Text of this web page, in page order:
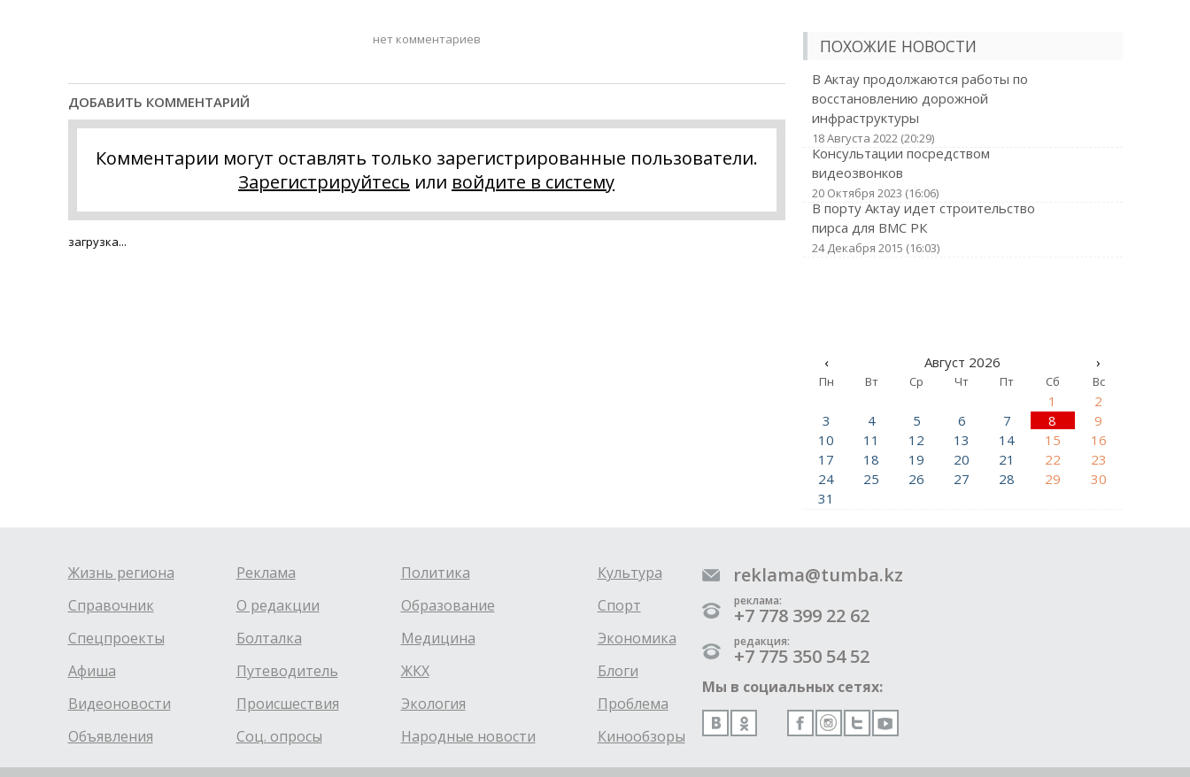
нет комментариев
ДОБАВИТЬ КОММЕНТАРИЙ
Комментарии могут оставлять только зарегистрированные пользователи.
Зарегистрируйтесь или войдите в систему
загрузка...
ПОХОЖИЕ НОВОСТИ
В Актау продолжаются работы по
восстановлению дорожной
инфраструктуры
18 Августа 2022 (20:29)
Консультации посредством
видеозвонков
20 Октября 2023 (16:06)
В порту Актау идет строительство
пирса для ВМС РК
24 Декабря 2015 (16:03)
‹ Август 2026 ›
Пн Вт Ср Чт Пт Сб Вс
1
2
3
4 5 6 7 8
9
10
11 12 13 14 15
16
17
18 19 20 21 22
23
24
25 26 27 28 29
30
31
Жизнь региона
Справочник
Спецпроекты
Афиша
Видеоновости
Объявления
Реклама
О редакции
Болталка
Путеводитель
Происшествия
Соц. опросы
Политика
Образование
Медицина
ЖКХ
Экология
Народные новости
Культура
Спорт
Экономика
Блоги
Проблема
Кинообзоры
reklama@tumba.kz
реклама:
+7 778 399 22 62
редакция:
+7 775 350 54 52
Мы в социальных сетях: